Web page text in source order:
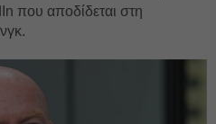
που αποδίδεται στη